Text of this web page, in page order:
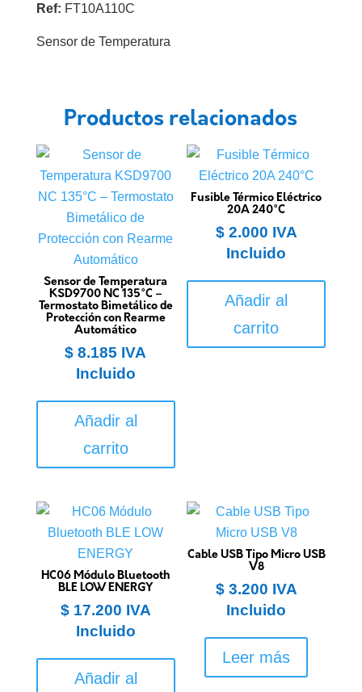
Ref: FT10A110C
Sensor de Temperatura
Productos relacionados
Sensor de Temperatura
KSD9700 NC 135°C –
Termostato Bimetálico de
Protección con Rearme
Automático
$ 8.185 IVA
Incluido
Añadir al
carrito
Fusible Térmico Eléctrico
20A 240°C
$2.000 IVA
Incluido
Añadir al
carrito
HC06 Módulo Bluetooth
BLE LOW ENERGY
$17.200 IVA
Incluido
Añadir al
Cable USB Tipo Micro USB
V8
$3.200 IVA
Incluido
Leer más